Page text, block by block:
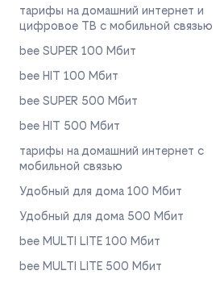
тарифы на домашний интернет и
цифровое ТВ с мобильной связью
bee SUPER 100 Мбит
bee HIT 100 Мбит
bee SUPER 500 Мбит
bee HIT 500 Мбит
тарифы на домашний интернет с
мобильной связью
Удобный для дома 100 Мбит
Удобный для дома 500 Мбит
bee MULTI LITE 100 Мбит
bee MULTI LITE 500 Мбит